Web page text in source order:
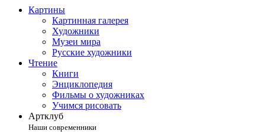
Картины
Картинная галерея
Художники
Музеи мира
Русские художники
Чтение
Книги
Энциклопедия
Фильмы о художниках
Учимся рисовать
Артклуб
Наши современники